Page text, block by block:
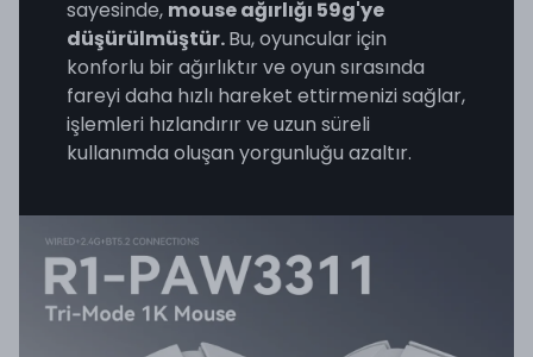
sayesinde, mouse ağırlığı 59g'ye
düşürülmüştür.Bu, oyuncular için
konforlu bir ağırlıktır ve oyun sırasında
fareyi daha hızlı hareket ettirmenizi sağlar,
işlemleri hızlandırır ve uzun süreli
kullanımda oluşan yorgunluğu azaltır.